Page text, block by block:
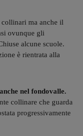
ma anche il
ovunque gli
alcune scuole.
è rientrata alla
nel fondovalle.
collinare che guarda
progressivamente